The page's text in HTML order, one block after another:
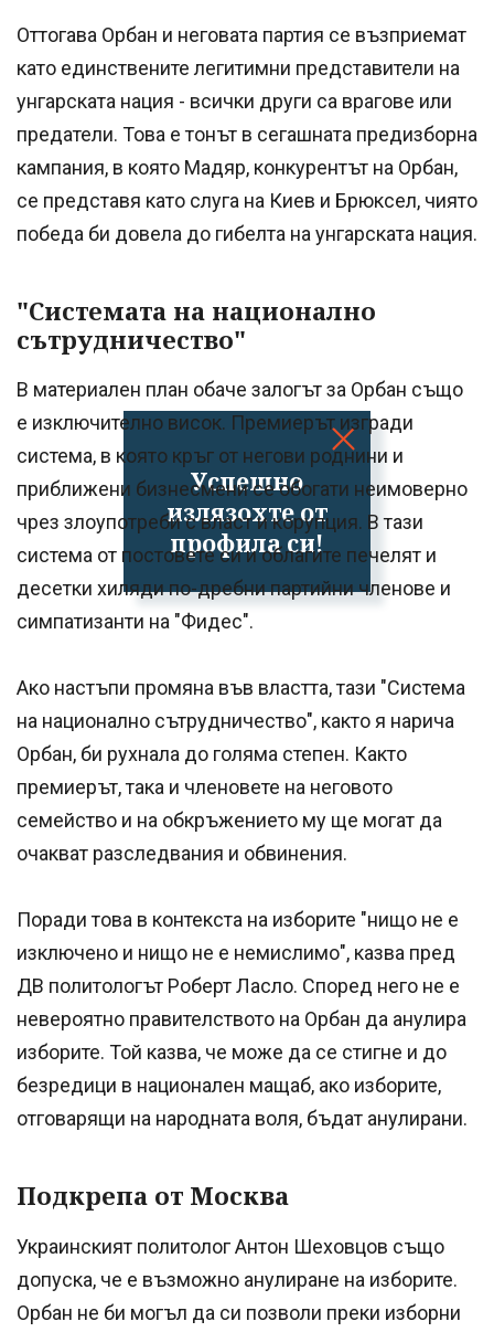
Успешно
излязохте от
профила си!
Оттогава Орбан и неговата партия се възприемат
като единствените легитимни представители на
унгарската нация - всички други са врагове или
предатели. Това е тонът в сегашната предизборна
кампания, в която Мадяр, конкурентът на Орбан,
се представя като слуга на Киев и Брюксел, чиято
победа би довела до гибелта на унгарската нация.
"Системата на национално
сътрудничество"
В материален план обаче залогът за Орбан също
е изключително висок. Премиерът изгради
система, в която кръг от негови роднини и
приближени бизнесмени се обогати неимоверно
чрез злоупотреби с власт и корупция. В тази
система от постовете си и облагите печелят и
десетки хиляди по-дребни партийни членове и
симпатизанти на "Фидес".
Ако настъпи промяна във властта, тази "Система
на национално сътрудничество", както я нарича
Орбан, би рухнала до голяма степен. Както
премиерът, така и членовете на неговото
семейство и на обкръжението му ще могат да
очакват разследвания и обвинения.
Поради това в контекста на изборите "нищо не е
изключено и нищо не е немислимо", казва пред
ДВ политологът Роберт Ласло. Според него не е
невероятно правителството на Орбан да анулира
изборите. Той казва, че може да се стигне и до
безредици в национален мащаб, ако изборите,
отговарящи на народната воля, бъдат анулирани.
Подкрепа от Москва
Украинският политолог Антон Шеховцов също
допуска, че е възможно анулиране на изборите.
Орбан не би могъл да си позволи преки изборни